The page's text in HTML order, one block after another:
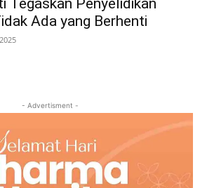
Ada yang Berhenti
- Advertisment -